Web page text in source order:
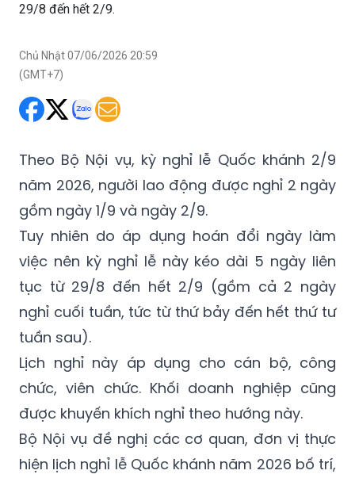
29/8 đến hết 2/9.
Chủ Nhật 07/06/2026 20:59
(GMT+7)
Theo Bộ Nội vụ, kỳ nghỉ lễ Quốc khánh 2/9
năm 2026, người lao động được nghỉ 2 ngày
gồm ngày 1/9 và ngày 2/9.
Tuy nhiên do áp dụng hoán đổi ngày làm
việc nên kỳ nghỉ lễ này kéo dài 5 ngày liên
tục từ 29/8 đến hết 2/9 (gồm cả 2 ngày
nghỉ cuối tuần, tức từ thứ bảy đến hết thứ tư
tuần sau).
Lịch nghỉ này áp dụng cho cán bộ, công
chức, viên chức. Khối doanh nghiệp cũng
được khuyến khích nghỉ theo hướng này.
Bộ Nội vụ đề nghị các cơ quan, đơn vị thực
hiện lịch nghỉ lễ Quốc khánh năm 2026 bố trí,